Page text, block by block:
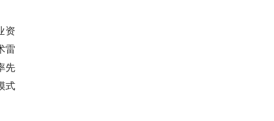
资
雷
先
式